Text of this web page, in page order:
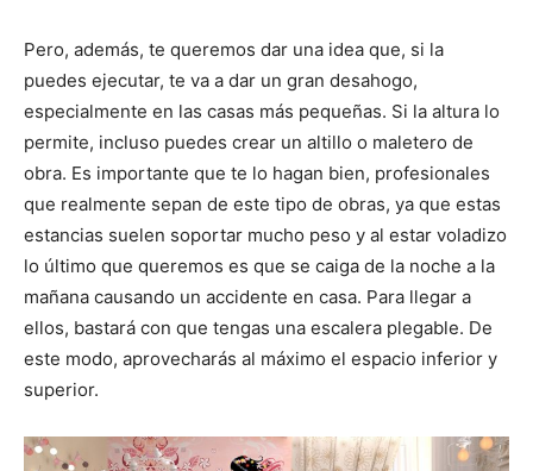
Pero, además, te queremos dar una idea que, si la
puedes ejecutar, te va a dar un gran desahogo,
especialmente en las casas más pequeñas. Si la altura lo
permite, incluso puedes crear un altillo o maletero de
obra. Es importante que te lo hagan bien, profesionales
que realmente sepan de este tipo de obras, ya que estas
estancias suelen soportar mucho peso y al estar voladizo
lo último que queremos es que se caiga de la noche a la
mañana causando un accidente en casa. Para llegar a
ellos, bastará con que tengas una escalera plegable. De
este modo, aprovecharás al máximo el espacio inferior y
superior.